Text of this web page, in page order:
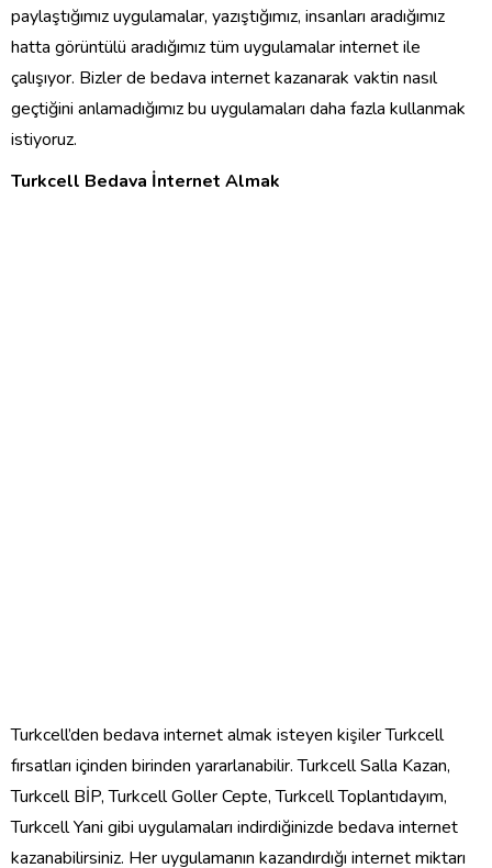
paylaştığımız uygulamalar, yazıştığımız, insanları aradığımız
hatta görüntülü aradığımız tüm uygulamalar internet ile
çalışıyor. Bizler de bedava internet kazanarak vaktin nasıl
geçtiğini anlamadığımız bu uygulamaları daha fazla kullanmak
istiyoruz.
Turkcell Bedava İnternet Almak
Turkcell’den bedava internet almak isteyen kişiler Turkcell
fırsatları içinden birinden yararlanabilir. Turkcell Salla Kazan,
Turkcell BİP, Turkcell Goller Cepte, Turkcell Toplantıdayım,
Turkcell Yani gibi uygulamaları indirdiğinizde bedava internet
kazanabilirsiniz. Her uygulamanın kazandırdığı internet miktarı